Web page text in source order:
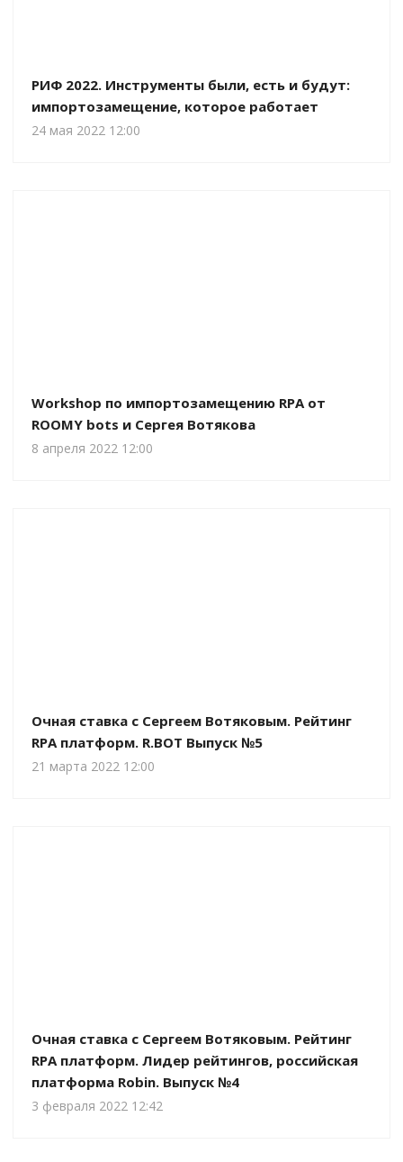
РИФ 2022. Инструменты были, есть и будут:
импортозамещение, которое работает
24 мая 2022 12:00
Workshop по импортозамещению RPA от
ROOMY bots и Сергея Вотякова
8 апреля 2022 12:00
Очная ставка c Сергеем Вотяковым. Рейтинг
RPA платформ. R.BOT Выпуск №5
21 марта 2022 12:00
Очная ставка c Сергеем Вотяковым. Рейтинг
RPA платформ. Лидер рейтингов, российская
платформа Robin. Выпуск №4
3 февраля 2022 12:42